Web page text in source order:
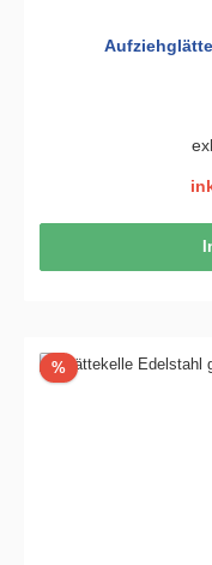
%Rabatt